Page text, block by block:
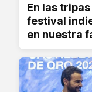
En las
festival
en nuestra